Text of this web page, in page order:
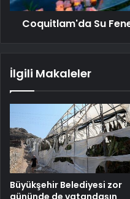
Coquitlam'da Su
İlgili Makaleler
Büyükşehir Belediyesi zor
gününde de vatandaşın